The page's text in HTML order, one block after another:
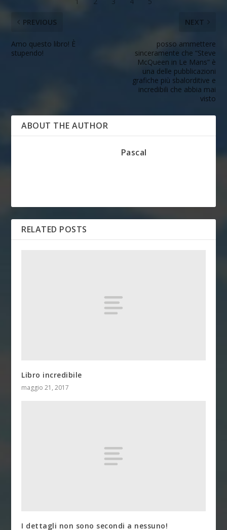
PREVIOUS
Amo questo libro! È
stupendo!
NEXT
posso ammettere
sinceramente che “Steve
McQueen in Le Mans” è
una delle pubblicazioni
grafiche più sbalorditive e
incredibili che abbia mai
visto
ABOUT THE AUTHOR
Pascal
RELATED POSTS
Libro incredibile
maggio 21, 2017
I dettagli non sono secondi a nessuno!